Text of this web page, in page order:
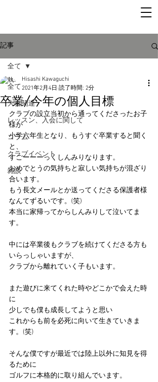
記事
全て
大会関連
レッスン、入会に関して
コラム
クラブイベント
雑談
全て
卒業/今年の個人目標
Hisashi Kawaguchi
2021年2月4日 読了時間: 2分
クラブの設立当初から通ってくださったお子
様が
小学六年生となり、もうすぐ卒業すると聞く
と、
すごーーーっくしんみりなります。
おめでとうの気持ちと寂しい気持ちが混ざり
合います。
もう長文メールとか送ってくださる保護者様
なんてずるいです。(笑)
本当に家帰ってからしんみりして泣いてま
す。
中には卒業後もクラブを続けてくださる方も
いらっしゃいますが、
クラブから離れていく子もいます。
また遊びに来てくれた時やどこかで会えた時
に
少しでも僕も成長してようと思い
これからも前を必死に向いて生きていきま
す。(笑)
そんな僕ですが最近では陸上以外に知見を得
るために
ゴルフに本格的に取り組んでいます。